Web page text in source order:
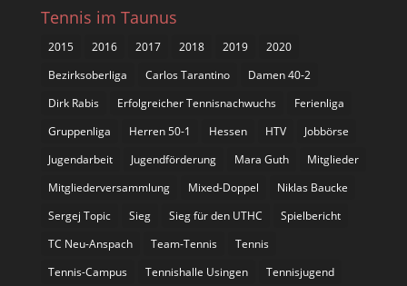
Tennis im Taunus
2015 2016 2017 2018 2019
2020
Bezirksoberliga
Carlos Tarantino
Damen 40-2
Dirk Rabis
Erfolgreicher Tennisnachwuchs
Ferienliga
Gruppenliga
Herren 50-1 Hessen HTV
Jobbörse
Jugendarbeit
Jugendförderung Mara Guth
Mitglieder
Mitgliederversammlung
Mixed-Doppel
Niklas Baucke
Sergej Topic
Sieg Sieg für den UTHC
Spielbericht
TC Neu-Anspach
Team-Tennis
Tennis
Tennis-Campus
Tennishalle Usingen Tennisjugend